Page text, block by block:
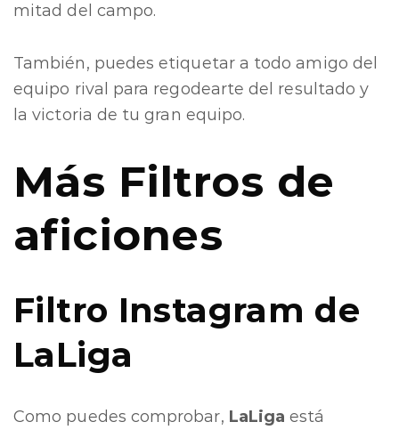
mitad del campo.
También, puedes etiquetar a todo amigo del
equipo rival para regodearte del resultado y
la victoria de tu gran equipo.
Más Filtros de
aficiones
Filtro Instagram de
LaLiga
Como puedes comprobar, LaLiga está